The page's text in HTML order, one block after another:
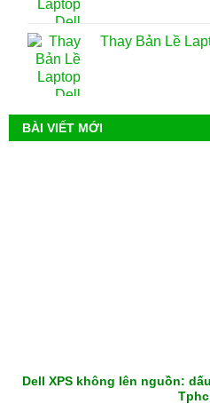
Thay Bản Lề
BÀI VIẾT MỚI
Dell XPS không lên nguồn: